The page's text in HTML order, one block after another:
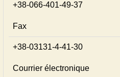
+38-066-401-49-37
Fax
+38-03131-4-41-30
Courrier électronique